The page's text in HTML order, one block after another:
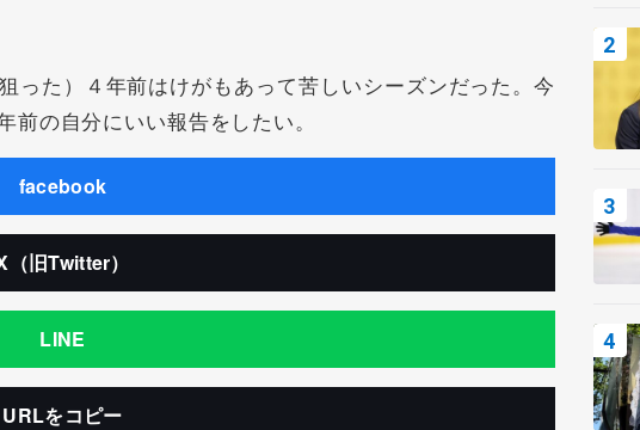
た）４年前はけがもあって苦しいシーズンだった。今
の自分にいい報告をしたい。
facebook
（旧Twitter）
LINE
URLをコピー